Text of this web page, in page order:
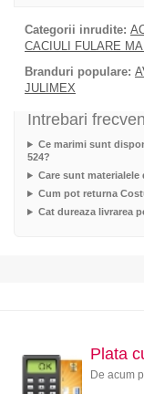
Categorii inrudite:
CACIULI FULARE
Branduri populare:
JULIMEX
Intrebari
Ce marimi sunt
524?
Care sunt materialele
Cum pot returna
Cat dureaza livrarea
Plata
De acum